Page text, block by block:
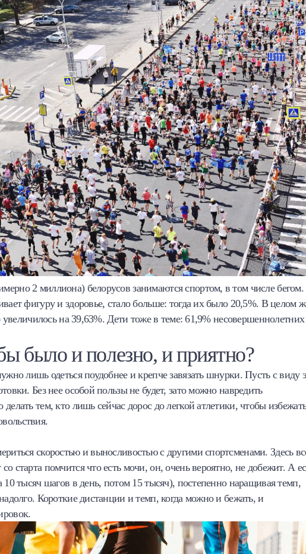
2 миллиона) белорусов занимаются спортом, в том числе бегом.
фигуру и здоровье, стало больше: тогда их было 20,5%. В целом
увеличилось на 39,63%. Дети тоже в теме: 61,9% несовершеннолетних
было и полезно, и приятно?
лишь одеться поудобнее и крепче завязать шнурки. Пусть с виду
Без нее особой пользы не будет, зато можно навредить
тем, кто лишь сейчас дорос до легкой атлетики, чтобы
скоростью и выносливостью с другими спортсменами. Здесь
старта помчится что есть мочи, он, очень вероятно, не добежит. А
10 тысяч шагов в день, потом 15 тысяч), постепенно наращивая темп,
Короткие дистанции и темп, когда можно и бежать, и